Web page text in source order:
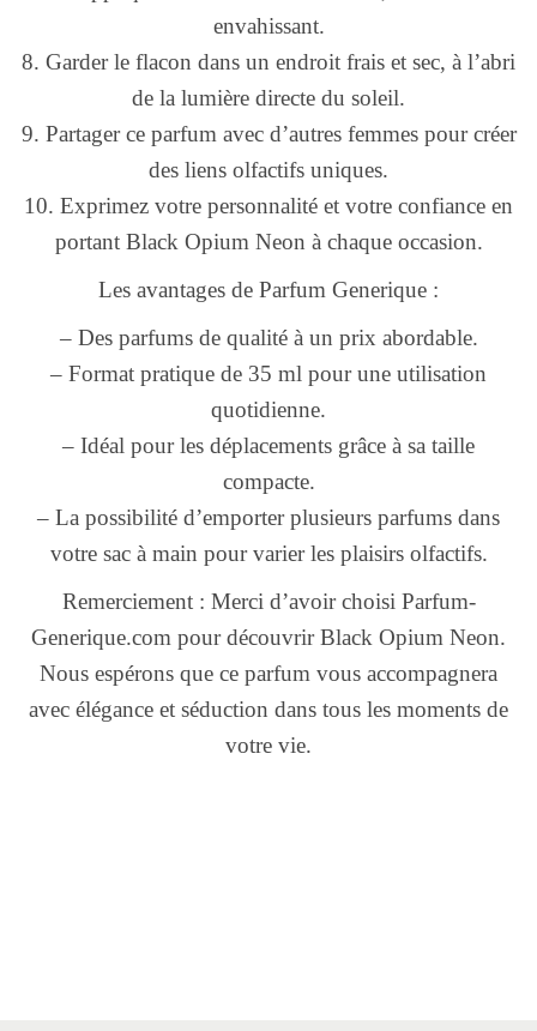
envahissant.
8. Garder le flacon dans un endroit frais et sec, à l’abri
de la lumière directe du soleil.
9. Partager ce parfum avec d’autres femmes pour créer
des liens olfactifs uniques.
10. Exprimez votre personnalité et votre confiance en
portant Black Opium Neon à chaque occasion.
Les avantages de Parfum Generique :
– Des parfums de qualité à un prix abordable.
– Format pratique de 35 ml pour une utilisation
quotidienne.
– Idéal pour les déplacements grâce à sa taille
compacte.
– La possibilité d’emporter plusieurs parfums dans
votre sac à main pour varier les plaisirs olfactifs.
Remerciement : Merci d’avoir choisi Parfum-
Generique.com pour découvrir Black Opium Neon.
Nous espérons que ce parfum vous accompagnera
avec élégance et séduction dans tous les moments de
votre vie.